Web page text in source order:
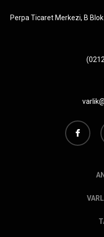
Perpa Ticaret Merkezi, B